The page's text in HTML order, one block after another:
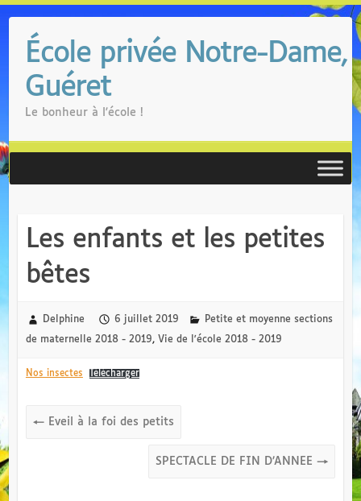
contentÉcole privée Notre-Dame,
Guéret
Le bonheur à l'école !
Les enfants et les petites
bêtes
Delphine 6 juillet 2019 Petite et moyenne sections
de maternelle 2018 - 2019, Vie de l'école 2018 - 2019
Nos insectes Télécharger
←Eveil à la foi des petits
SPECTACLE DE FIN D’ANNEE→